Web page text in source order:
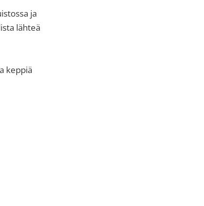
ja
lähteä
keppiä